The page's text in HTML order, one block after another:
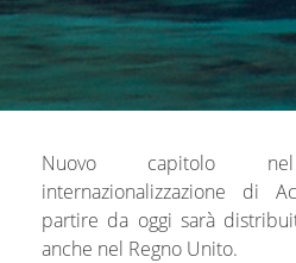
Nuovo capitolo
internazionalizzazione di
partire da oggi sarà
anche nel Regno Unito.